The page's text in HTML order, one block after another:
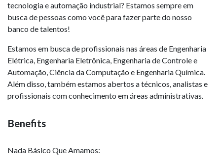
tecnologia e automação industrial? Estamos sempre em
busca de pessoas como você para fazer parte do nosso
banco de talentos!
Estamos em busca de profissionais nas áreas de Engenharia
Elétrica, Engenharia Eletrônica, Engenharia de Controle e
Automação, Ciência da Computação e Engenharia Química.
Além disso, também estamos abertos a técnicos, analistas e
profissionais com conhecimento em áreas administrativas.
Benefits
Nada Básico Que Amamos: